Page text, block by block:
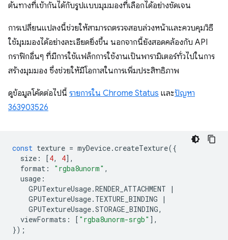
ต้นทางที่เข้ากันได้กับรูปแบบมุมมองที่เลือกได้อย่างชัดเจน
การเปลี่ยนแปลงนี้ช่วยให้สามารถตรวจสอบล่วงหน้าและควบคุมวิธี
ใช้มุมมองได้อย่างละเอียดยิ่งขึ้น นอกจากนี้ยังสอดคล้องกับ API
กราฟิกอื่นๆ ที่มีการใช้แฟล็กการใช้งานเป็นพารามิเตอร์ทั่วไปในการ
สร้างมุมมอง ซึ่งช่วยให้มีโอกาสในการเพิ่มประสิทธิภาพ
ดูข้อมูลโค้ดต่อไปนี้ รายการใน Chrome Status และปัญหา
363903526
const texture = myDevice.createTexture({
size : [4, 4],
format : "rgba8unorm" ,
usage :
GPUTextureUsage.RENDER_ATTACHMENT
|
GPUTextureUsage. TEXTURE_BINDING
|
GPUTextureUsage.STORAGE_BINDING,
viewFormats : [ "rgba8unorm-srgb" ],
});